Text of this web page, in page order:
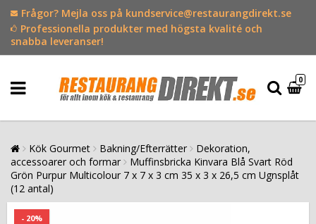
Frågor? Mejla oss på kundservice@restaurangdirekt.se
Professionella produkter med högsta kvalité och
snabba leveranser!
0
Kök Gourmet Bakning/Efterrätter
Dekoration,
accessoarer och formar
Muffinsbricka Kinvara Blå Svart Röd
Grön Purpur Multicolour 7 x 7 x 3 cm 35 x 3 x 26,5 cm Ugnsplåt
(12 antal)
- 20%